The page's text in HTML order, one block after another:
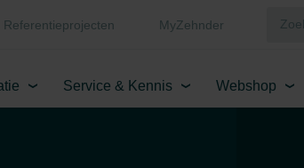
Referentieprojecten MyZehnder
Service & Kennis Webshop